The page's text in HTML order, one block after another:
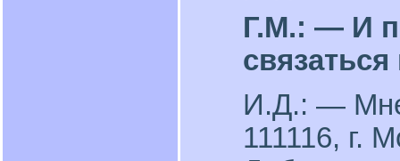
Г.М.: — И
И.Д.: —
111116, г.